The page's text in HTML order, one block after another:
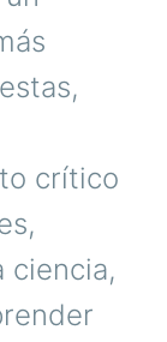
crítico
ciencia,